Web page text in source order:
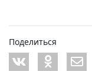
Поделиться